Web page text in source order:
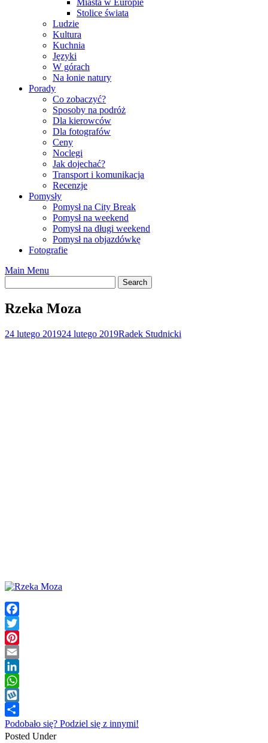
Stolice świata
Ludzie
Kultura
Kuchnia
Języki
W górach
Na łonie natury
Porady
Co zobaczyć?
Sposoby na podróż
Dla kierowców
Dla fotografów
Ceny
Noclegi
Jak dojechać?
Transport i komunikacja
Recenzje
Pomysły
Pomysł na City Break
Pomysł na weekend
Pomysł na długi weekend
Pomysł na objazdówkę
Fotografie
Main Menu
Rzeka Moza
24 lutego 201924 lutego 2019Radek Studnicki
Facebook
Twitter
Pinterest
Email
LinkedIn
WhatsApp
Wykop
Podobało się? Podziel się z innymi!
Posted Under